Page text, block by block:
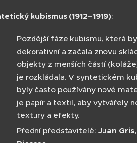
kubismus (1912–1919):
Pozdější fáze kubismu, která
dekorativní a začala znovu
objekty z menších částí
je rozkládala. V syntetickém
byly často používány nové
je papír a textil, aby vytvářely
textury a efekty.
Přední představitelé: Juan Gris,